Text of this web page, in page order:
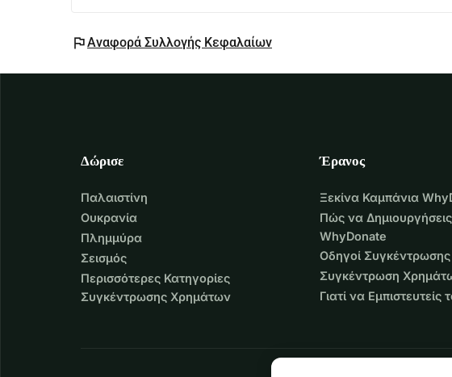
flagΑναφορά Συλλογής Κεφαλαίων
Δώρισε
Παλαιστίνη
Ουκρανία
Πλημμύρα
Σεισμός
Περισσότερες Κατηγορίες
Συγκέντρωσης Χρημάτων
Έρανος
Ξεκίνα Καμπάνια
Πώς να
WhyDonate
Οδηγοί
Συγκέντρωση
Γιατί να Εμπιστευτείς